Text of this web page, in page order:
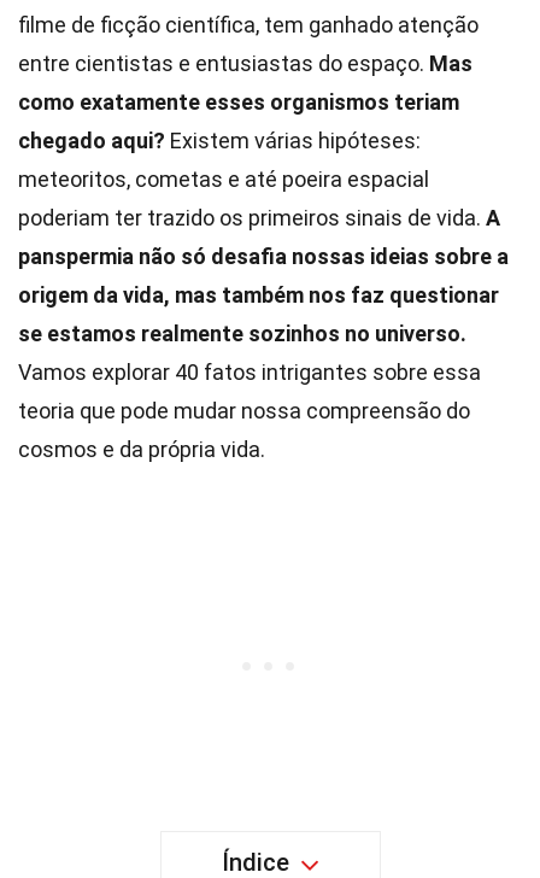
filme de ficção científica, tem ganhado atenção
entre cientistas e entusiastas do espaço. Mas
como exatamente esses organismos teriam
chegado aqui? Existem várias hipóteses:
meteoritos, cometas e até poeira espacial
poderiam ter trazido os primeiros sinais de vida. A
panspermia não só desafia nossas ideias sobre a
origem da vida, mas também nos faz questionar
se estamos realmente sozinhos no universo.
Vamos explorar 40 fatos intrigantes sobre essa
teoria que pode mudar nossa compreensão do
cosmos e da própria vida.
Índice